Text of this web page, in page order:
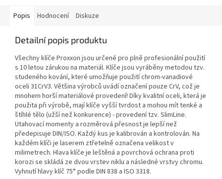
Popis Hodnocení Diskuze
Detailní popis produktu
Všechny klíče Proxxon jsou určené pro plně profesionální použití
s 10 letou zárukou na materiál. Klíče jsou vyráběny metodou tzv.
studeného kování, které umožňuje použití chrom-vanadiové
oceli 31CrV3. Většina výrobců uvádí označení pouze CrV, což je
mnohem horší materiálové provedení! Díky kvalitní oceli, která je
použita při výrobě, mají klíče vyšší tvrdost a mohou mít tenké a
štíhlé tělo (užší než konkurence) - provedení tzv. SlimLine.
Utahovací momenty a rozměrová přesnost je lepší než
předepisuje DIN/ISO. Každý kus je kalibrován a kontrolován. Na
každém klíči je laserem ztřetelně označena velikost v
milimetrech. Hlava klíče je leštěná a povrchová ochrana proti
korozi se skládá ze dvou vrstev niklu a následné vrstvy chromu.
Vyhnutí hlavy klíč 75° podle DIN 838 a ISO 3318.